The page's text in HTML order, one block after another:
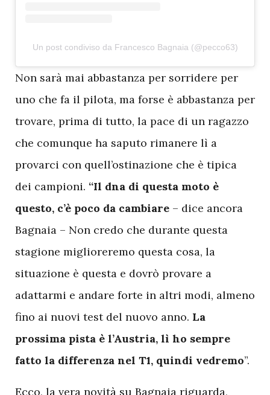
Un post condiviso da Francesco Bagnaia (@pecco63)
Non sarà mai abbastanza per sorridere per
uno che fa il pilota, ma forse è abbastanza per
trovare, prima di tutto, la pace di un ragazzo
che comunque ha saputo rimanere lì a
provarci con quell’ostinazione che è tipica
dei campioni. “Il dna di questa moto è
questo, c’è poco da cambiare – dice ancora
Bagnaia – Non credo che durante questa
stagione miglioreremo questa cosa, la
situazione è questa e dovrò provare a
adattarmi e andare forte in altri modi, almeno
fino ai nuovi test del nuovo anno. La
prossima pista è l’Austria, lì ho sempre
fatto la differenza nel T1, quindi vedremo”.
Ecco, la vera novità su Bagnaia riguarda,